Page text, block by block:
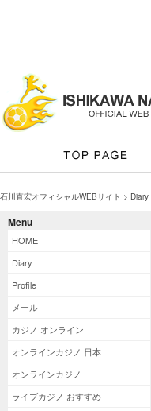
石川直宏オフィシャルWEBサイト > Diary
Menu
HOME
Diary
Profile
メール
カジノ オンライン
オンラインカジノ 日本
オンラインカジノ
ライブカジノ おすすめ